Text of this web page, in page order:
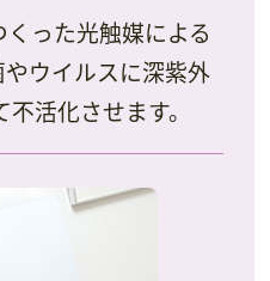
った光触媒による
ウイルスに深紫外
活化させます。